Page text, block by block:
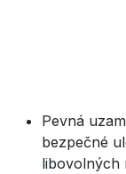
Pevná
bezpečné
libovolných